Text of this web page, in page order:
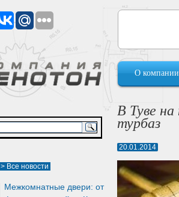
О компании
> Все новости
Межкомнатные двери: от
В Туве
турбаз
20.01.2014